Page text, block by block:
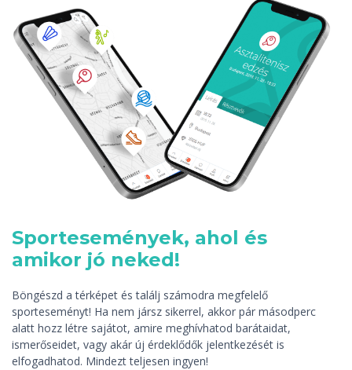
Sportesemények, ahol és
amikor jó neked!
Böngészd a térképet és találj számodra megfelelő
sporteseményt! Ha nem jársz sikerrel, akkor pár másodperc
alatt hozz létre sajátot, amire meghívhatod barátaidat,
ismerőseidet, vagy akár új érdeklődők jelentkezését is
elfogadhatod. Mindezt teljesen ingyen!